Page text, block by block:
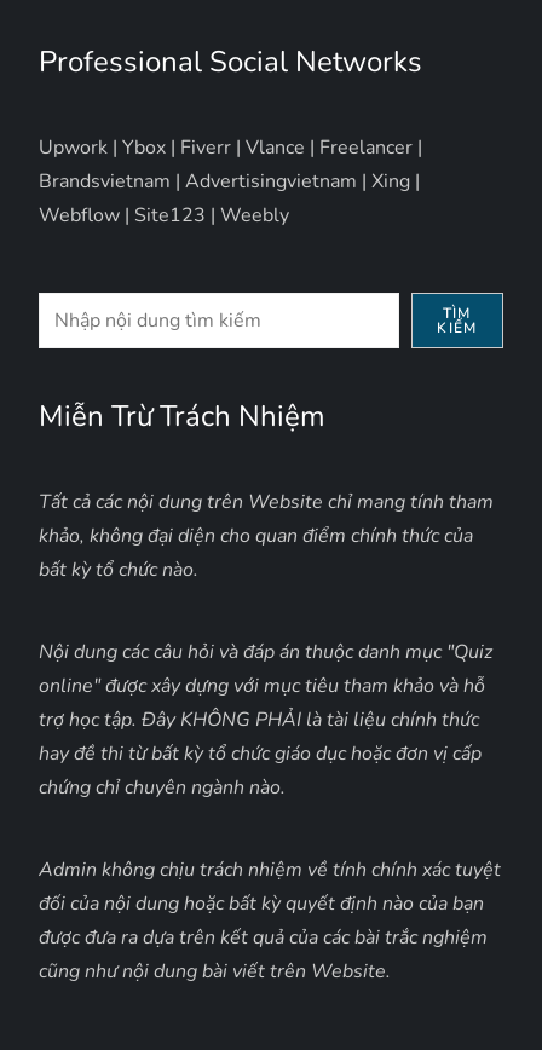
Professional Social Networks
Upwork |Ybox | Fiverr |Vlance | Freelancer |
Brandsvietnam |Advertisingvietnam |Xing |
Webflow | Site123 |Weebly
Tìm
kiếm
TÌM
KIẾM
Miễn Trừ Trách Nhiệm
Tất cả các nội dung trên Website chỉ mang tính tham
khảo, không đại diện cho quan điểm chính thức của
bất kỳ tổ chức nào.
Nội dung các câu hỏi và đáp án thuộc danh mục "Quiz
online" được xây dựng với mục tiêu tham khảo và hỗ
trợ học tập. Đây KHÔNG PHẢI là tài liệu chính thức
hay đề thi từ bất kỳ tổ chức giáo dục hoặc đơn vị cấp
chứng chỉ chuyên ngành nào.
Admin không chịu trách nhiệm về tính chính xác tuyệt
đối của nội dung hoặc bất kỳ quyết định nào của bạn
được đưa ra dựa trên kết quả của các bài trắc nghiệm
cũng như nội dung bài viết trên Website.